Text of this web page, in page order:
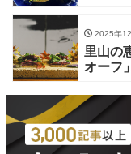
2025年
里山の
オーフ